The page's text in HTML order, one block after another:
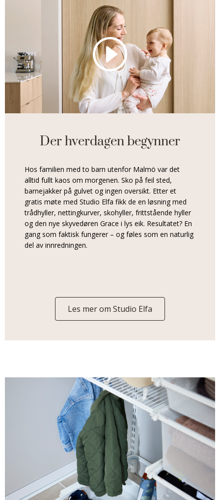
Der hverdagen begynner
Hos familien med to barn utenfor Malmö var det
alltid fullt kaos om morgenen. Sko på feil sted,
barnejakker på gulvet og ingen oversikt. Etter et
gratis møte med Studio Elfa fikk de en løsning med
trådhyller, nettingkurver, skohyller, frittstående hyller
og den nye skyvedøren Grace i lys eik. Resultatet? En
gang som faktisk fungerer – og føles som en naturlig
del av innredningen.
Les mer om Studio Elfa